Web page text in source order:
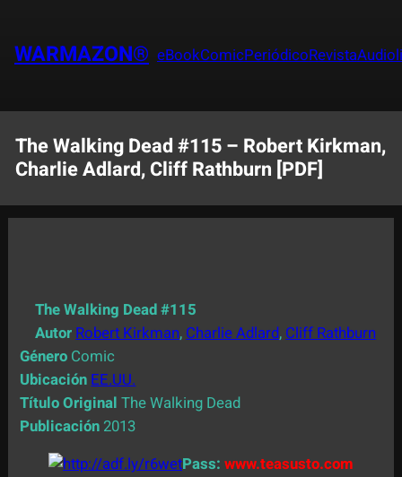
contenido
WARMAZON® eBookComicPeriódicoRevista
The Walking Dead #115 – Robert Kirkman,
Charlie Adlard, Cliff Rathburn [PDF]
The Walking Dead #115
Autor Robert Kirkman, Charlie Adlard, Cliff Rathburn
Género Comic
Ubicación EE.UU.
Título OriginalThe Walking Dead
Publicación 2013
Pass: www.teasusto.com